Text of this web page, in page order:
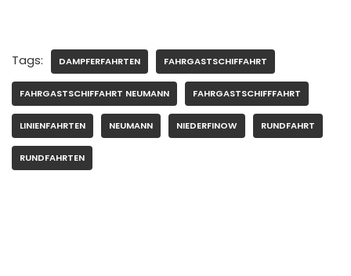
Tags: DAMPFERFAHRTEN FAHRGASTSCHIFFAHRT
FAHRGASTSCHIFFAHRT NEUMANN FAHRGASTSCHIFFFAHRT
LINIENFAHRTEN NEUMANN NIEDERFINOW RUNDFAHRT
RUNDFAHRTEN